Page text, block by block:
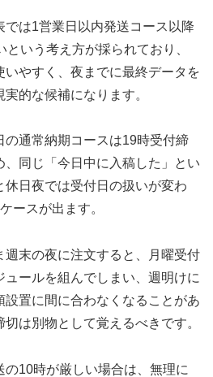
では1営業日以内発送コース以降
いう考え方が採られており、
いやすく、夜までに最終データを
的な候補になります。
の通常納期コースは19時受付締
同じ「今日中に入稿した」とい
休日夜では受付日の扱いが変わ
ースが出ます。
週末の夜に注文すると、月曜受付
ールを組んでしまい、週明けに
置に間に合わなくなることがあ
は別物として覚えるべきです。
の10時が厳しい場合は、無理に